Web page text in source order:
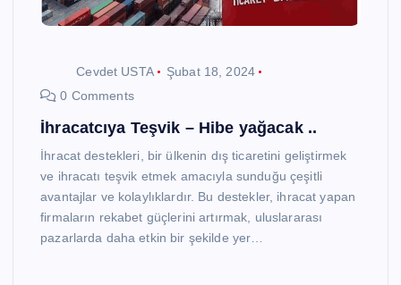
Cevdet USTA
Şubat 18, 2024
0 Comments
İhracatcıya Teşvik – Hibe yağacak ..
İhracat destekleri, bir ülkenin dış ticaretini geliştirmek
ve ihracatı teşvik etmek amacıyla sunduğu çeşitli
avantajlar ve kolaylıklardır. Bu destekler, ihracat yapan
firmaların rekabet güçlerini artırmak, uluslararası
pazarlarda daha etkin bir şekilde yer…